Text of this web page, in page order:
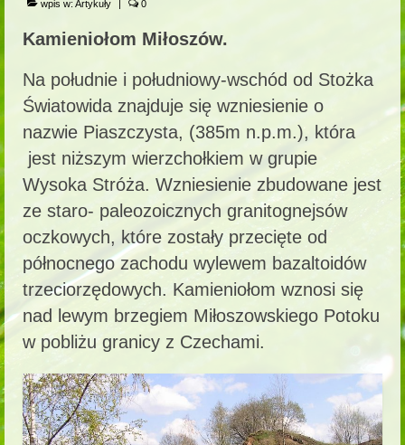
wpis w: Artykuły | 0
Kamieniołom Miłoszów.
Na południe i południowy-wschód od Stożka
Światowida znajduje się wzniesienie o
nazwie Piaszczysta, (385m n.p.m.), która
jest niższym wierzchołkiem w grupie
Wysoka Stróża. Wzniesienie zbudowane jest
ze staro- paleozoicznych granitognejsów
oczkowych, które zostały przecięte od
północnego zachodu wylewem bazaltoidów
trzeciorzędowych. Kamieniołom wznosi się
nad lewym brzegiem Miłoszowskiego Potoku
w pobliżu granicy z Czechami.